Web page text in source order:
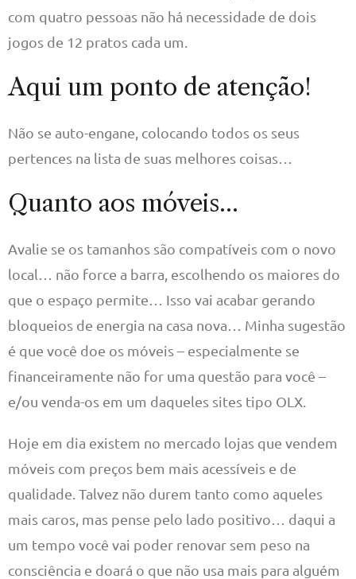
com quatro pessoas não há necessidade de dois
jogos de 12 pratos cada um.
Aqui um ponto de atenção!
Não se auto-engane, colocando todos os seus
pertences na lista de suas melhores coisas…
Quanto aos móveis…
Avalie se os tamanhos são compatíveis com o novo
local… não force a barra, escolhendo os maiores do
que o espaço permite… Isso vai acabar gerando
bloqueios de energia na casa nova… Minha sugestão
é que você doe os móveis – especialmente se
financeiramente não for uma questão para você –
e/ou venda-os em um daqueles sites tipo OLX.
Hoje em dia existem no mercado lojas que vendem
móveis com preços bem mais acessíveis e de
qualidade. Talvez não durem tanto como aqueles
mais caros, mas pense pelo lado positivo… daqui a
um tempo você vai poder renovar sem peso na
consciência e doará o que não usa mais para alguém